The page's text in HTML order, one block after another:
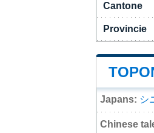
Cantone
Provincie
Japans: シ
Chinese